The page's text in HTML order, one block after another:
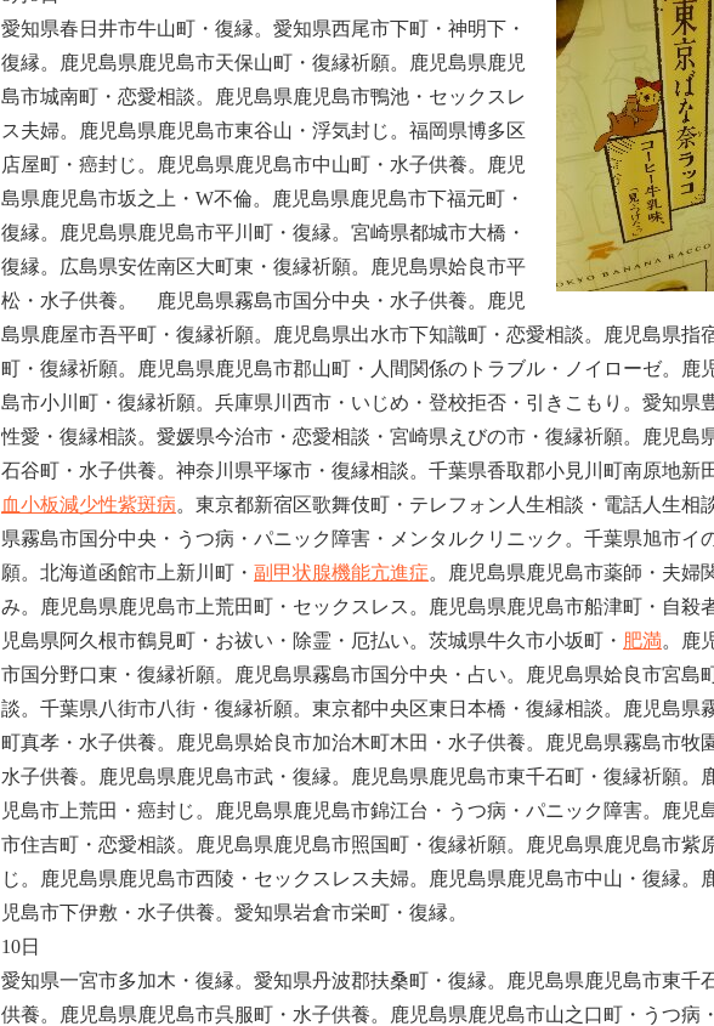
愛知県春日井市牛山町・復縁。愛知県西尾市下町・神明下・
復縁。鹿児島県鹿児島市天保山町・復縁祈願。鹿児島県鹿児
島市城南町・恋愛相談。鹿児島県鹿児島市鴨池・セックスレ
ス夫婦。鹿児島県鹿児島市東谷山・浮気封じ。福岡県博多区
店屋町・癌封じ。鹿児島県鹿児島市中山町・水子供養。鹿児
島県鹿児島市坂之上・W不倫。鹿児島県鹿児島市下福元町・
復縁。鹿児島県鹿児島市平川町・復縁。宮崎県都城市大橋・
復縁。広島県安佐南区大町東・復縁祈願。鹿児島県姶良市平
松・水子供養。 鹿児島県霧島市国分中央・水子供養。
鹿児
島県鹿屋市吾平町・復縁祈願。鹿児島県出水市下知識町・恋愛相談。鹿児島県指
町・復縁祈願。鹿児島県鹿児島市郡山町・人間関係のトラブル・ノイローゼ。鹿
島市小川町・復縁祈願。兵庫県川西市・いじめ・登校拒否・引きこもり。愛知県
性愛・復縁相談。愛媛県今治市・恋愛相談・宮崎県えびの市・復縁祈願。鹿児島
石谷町・水子供養。神奈川県平塚市・復縁相談。 千葉県香取郡小見川町南原地新
血小板減少性紫斑病。東京都新宿区歌舞伎町・テレフォン人生相談・電話人生相
県霧島市国分中央・うつ病・パニック障害・メンタルクリニック。 千葉県旭市イ
願。北海道函館市上新川町・ 副甲状腺機能亢進症。鹿児島県鹿児島市薬師・夫婦
み。鹿児島県鹿児島市上荒田町・セックスレス。鹿児島県鹿児島市船津町・自殺
児島県阿久根市鶴見町・お祓い・除霊・厄払い。茨城県牛久市小坂町・ 肥満。鹿
市国分野口東・復縁祈願。鹿児島県霧島市国分中央・占い。鹿児島県姶良市宮島
談。千葉県八街市八街・復縁祈願。東京都中央区東日本橋・復縁相談。鹿児島県
町真孝・水子供養。鹿児島県姶良市加治木町木田・水子供養。鹿児島県霧島市牧
水子供養。鹿児島県鹿児島市武・復縁。鹿児島県鹿児島市東千石町・復縁祈願。
児島市上荒田・癌封じ。鹿児島県鹿児島市錦江台・うつ病・パニック障害。鹿児
市住吉町・恋愛相談。鹿児島県鹿児島市照国町・復縁祈願。鹿児島県鹿児島市紫
じ。鹿児島県鹿児島市西陵・セックスレス夫婦。鹿児島県鹿児島市中山・復縁。
児島市下伊敷・水子供養。愛知県岩倉市栄町・復縁。
10日
愛知県一宮市多加木・復縁。愛知県丹波郡扶桑町・復縁。鹿児島県鹿児島市東千
供養。鹿児島県鹿児島市呉服町・水子供養。鹿児島県鹿児島市山之口町・うつ病